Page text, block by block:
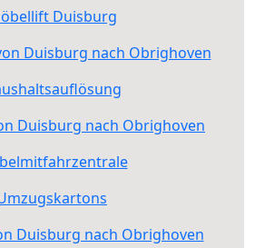
Duisburg
Duisburg nach Obrighoven
Duisburg nach Obrighoven
Duisburg nach Obrighoven